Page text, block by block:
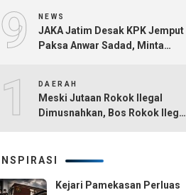
9 NEWS
JAKA Jatim Desak KPK Jemput
Paksa Anwar Sadad, Minta
10DAERAH
Meski Jutaan Rokok Ilegal
Dimusnahkan, Bos Rokok Ilegal
INSPIRASI
Kejari Pamekasan Perluas